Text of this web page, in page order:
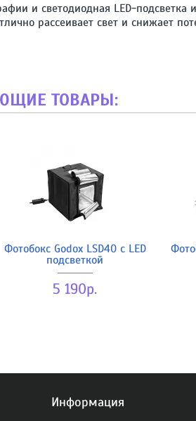
и светодиодная LED-подсветка
рассеивает свет и снижает
ТОВАРЫ:
Фотобокс Godox LSD40 с LED
подсветкой
5 190р.
Информация